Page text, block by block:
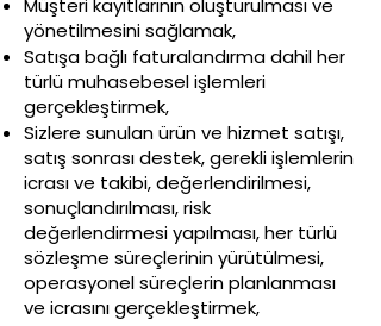
Müşteri kayıtlarının oluşturulması ve
yönetilmesini sağlamak,
Satışa bağlı faturalandırma dahil her
türlü muhasebesel işlemleri
gerçekleştirmek,
Sizlere sunulan ürün ve hizmet satışı,
satış sonrası destek, gerekli işlemlerin
icrası ve takibi, değerlendirilmesi,
sonuçlandırılması, risk
değerlendirmesi yapılması, her türlü
sözleşme süreçlerinin yürütülmesi,
operasyonel süreçlerin planlanması
ve icrasını gerçekleştirmek,